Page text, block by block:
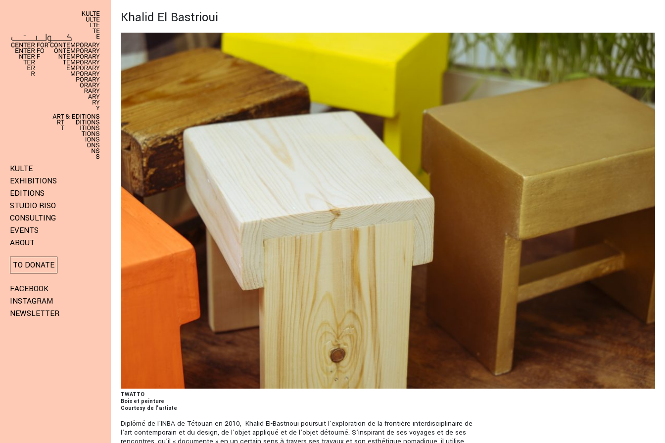
KULTE
EXHIBITIONS
EDITIONS
STUDIO RISO
CONSULTING
EVENTS
ABOUT
TO DONATE
FACEBOOK
INSTAGRAM
NEWSLETTER
Khalid El Bastrioui
TWATTO
Bois et peinture
Courtesy de l'artiste
Diplômé de l’INBA de Tétouan en 2010, Khalid El-Bastrioui poursuit l’exploration de la frontière interdisciplinaire de
l’art contemporain et du design, de l’objet appliqué et de l’objet détourné. S’inspirant de ses voyages et de ses